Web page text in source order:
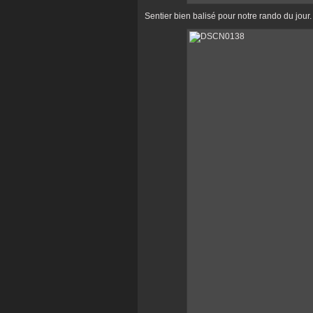
Sentier bien balisé pour notre rando du jour.